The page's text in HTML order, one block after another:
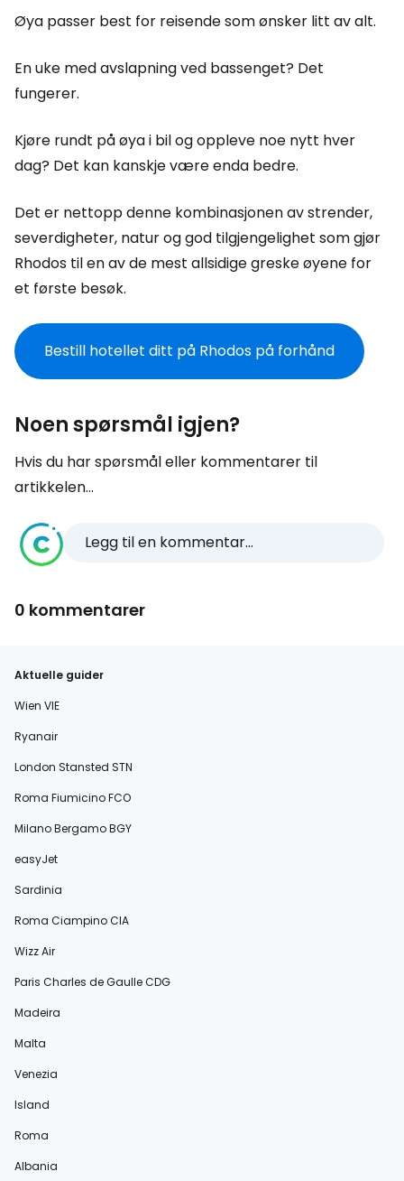
Øya passer best for reisende som ønsker litt av alt.
En uke med avslapning ved bassenget? Det
fungerer.
Kjøre rundt på øya i bil og oppleve noe nytt hver
dag? Det kan kanskje være enda bedre.
Det er nettopp denne kombinasjonen av strender,
severdigheter, natur og god tilgjengelighet som gjør
Rhodos til en av de mest allsidige greske øyene for
et første besøk.
Bestill hotellet ditt på Rhodos på forhånd
Noen spørsmål igjen?
Hvis du har spørsmål eller kommentarer til
artikkelen...
Legg til en kommentar...
0 kommentarer
Aktuelle guider
Wien VIE
Ryanair
London Stansted STN
Roma Fiumicino FCO
Milano Bergamo BGY
easyJet
Sardinia
Roma Ciampino CIA
Wizz Air
Paris Charles de Gaulle CDG
Madeira
Malta
Venezia
Island
Roma
Albania